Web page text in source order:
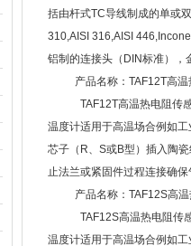
括由杆式TC导线制成的单或
310,AISI 316,AISI
铝制的连接头（DIN标准），
产品名称：TAF12T高
TAF12T高温热电阻传
温度计适用于高温场合例如
芯子（R、S或B型）插入陶
止法兰或紧固件过程连接确
产品名称：TAF12S高
TAF12S高温热电阻传
温度计适用于高温场合例如